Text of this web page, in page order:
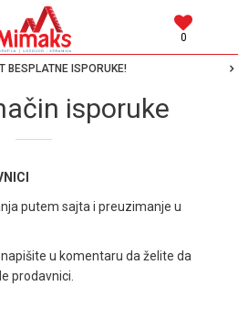
0
BESPLATNE ISPORUKE!
isporuke
putem sajta i preuzimanje u
u komentaru da želite da
prodavnici.